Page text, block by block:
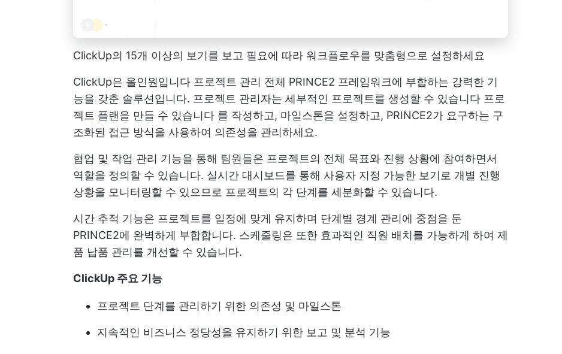
ClickUp의 15개 이상의 보기를 보고 필요에 따라 워크플로우를 맞춤형으로 설정하세요
ClickUp은 올인원입니다 프로젝트 관리 전체 PRINCE2 프레임워크에 부합하는 강력한 기
능을 갖춘 솔루션입니다. 프로젝트 관리자는 세부적인 프로젝트를 생성할 수 있습니다 프로
젝트 플랜을 만들 수 있습니다 를 작성하고, 마일스톤을 설정하고, PRINCE2가 요구하는 구
조화된 접근 방식을 사용하여 의존성을 관리하세요.
협업 및 작업 관리 기능을 통해 팀원들은 프로젝트의 전체 목표와 진행 상황에 참여하면서
역할을 정의할 수 있습니다. 실시간 대시보드를 통해 사용자 지정 가능한 보기로 개별 진행
상황을 모니터링할 수 있으므로 프로젝트의 각 단계를 세분화할 수 있습니다.
시간 추적 기능은 프로젝트를 일정에 맞게 유지하며 단계별 경계 관리에 중점을 둔
PRINCE2에 완벽하게 부합합니다. 스케줄링은 또한 효과적인 직원 배치를 가능하게 하여 제
품 납품 관리를 개선할 수 있습니다.
ClickUp 주요 기능
프로젝트 단계를 관리하기 위한 의존성 및 마일스톤
지속적인 비즈니스 정당성을 유지하기 위한 보고 및 분석 기능